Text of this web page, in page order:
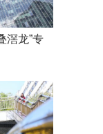
滘龙”专